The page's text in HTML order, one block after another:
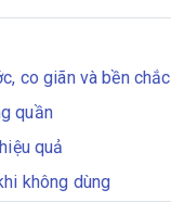
co giãn và bền chắc
quần
quả
không dùng